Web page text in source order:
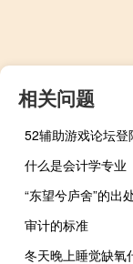
相关问题
什么是会计学专业
“东望兮庐舍”的出
审计的标准
冬天晚上睡觉缺氧